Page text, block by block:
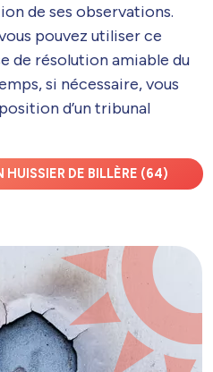
de ses observations.
pouvez utiliser ce
de résolution amiable du
si nécessaire, vous
d’un tribunal
HUISSIER DE BILLÈRE (64)